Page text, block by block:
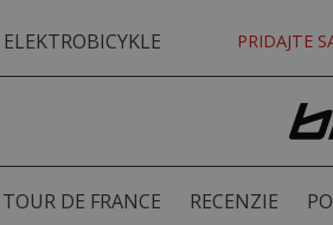
ELEKTROBICYKLE PRIDAJTE
TOUR DE FRANCE RECENZIE